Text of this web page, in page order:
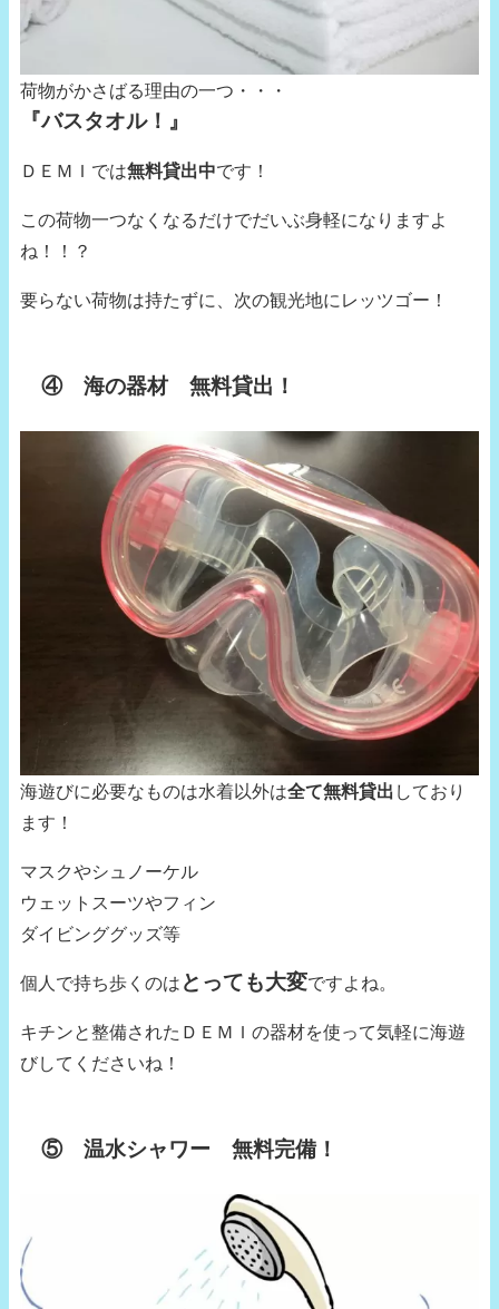
荷物がかさばる理由の一つ・・・
『バスタオル！』
ＤＥＭＩでは無料貸出中です！
この荷物一つなくなるだけでだいぶ身軽になりますよ
ね！！？
要らない荷物は持たずに、次の観光地にレッツゴー！
④ 海の器材 無料貸出！
海遊びに必要なものは水着以外は全て無料貸出 しており
ます！
マスクやシュノーケル
ウェットスーツやフィン
ダイビンググッズ等
個人で持ち歩くのは とっても大変ですよね。
キチンと整備されたＤＥＭＩの器材を使って気軽に海遊
びしてくださいね！
⑤ 温水シャワー 無料完備！